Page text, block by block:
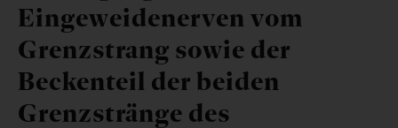
Eingeweidenerven vom
Grenzstrang sowie der
Beckenteil der beiden
Grenzstränge des